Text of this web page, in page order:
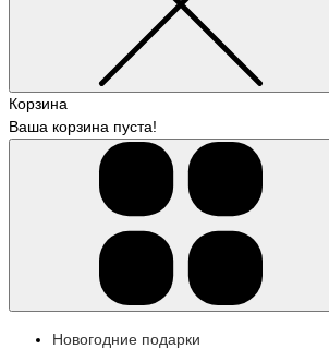
Корзина
Ваша корзина пуста!
Новогодние подарки